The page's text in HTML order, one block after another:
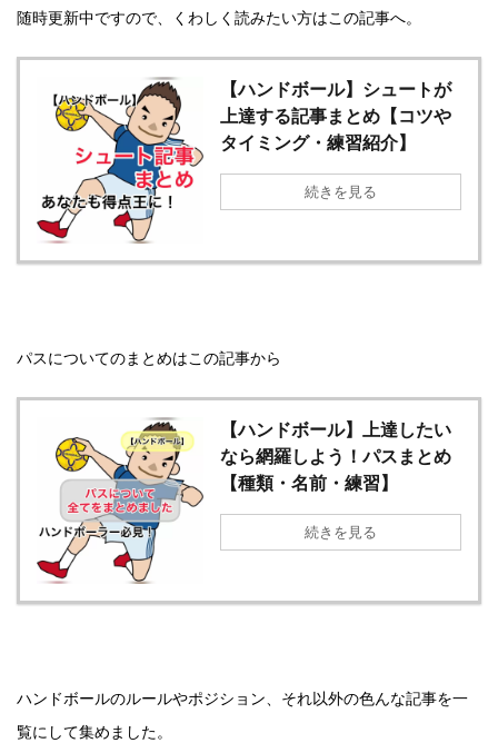
随時更新中ですので、くわしく読みたい方はこの記事へ。
【ハンドボール】シュートが
上達する記事まとめ【コツや
タイミング・練習紹介】
続きを見る
パスについてのまとめはこの記事から
【ハンドボール】上達したい
なら網羅しよう！パスまとめ
【種類・名前・練習】
続きを見る
ハンドボールのルールやポジション、それ以外の色んな記事を一
覧にして集めました。